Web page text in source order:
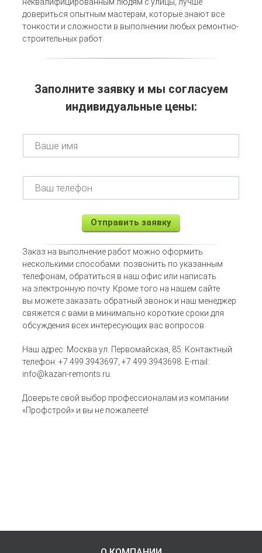
довериться опытным мастерам, которые знают все
тонкости и сложности в выполнении любых ремонтно-
строительных работ.
Заполните заявку и мы согласуем
индивидуальные цены:
Отправить заявку
Заказ на выполнение работ можно оформить
несколькими способами: позвонить по указанным
телефонам, обратиться в наш офис или написать
на электронную почту. Кроме того на нашем сайте
вы можете заказать обратный звонок и наш менеджер
свяжется с вами в минимально короткие сроки для
обсуждения всех интересующих вас вопросов.
Наш адрес: Москва ул. Первомайская, 85. Контактный
телефон: +7 499 3943697, +7 499 3943698. E-mail:
info@kazan-remonts.ru.
Доверьте свой выбор профессионалам из компании
«Профстрой» и вы не пожалеете!